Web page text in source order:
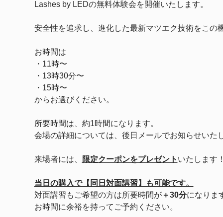
Lashes by LEDの無料体験会を開催いたします。
安全性を追求し、進化した最新マツエク技術をこの
お時間は
・11時〜
・13時30分〜
・15時〜
からお選びください。
所要時間は、約1時間になります。
会場の詳細については、後日メールでお知らせいた
来場者には、 限定クーポンをプレゼント いたします
当日の購入で【同日対面講習】も可能です。
対面講習もご希望の方は所要時間が＋30分になりま
お時間に余裕を持ってご予約ください。